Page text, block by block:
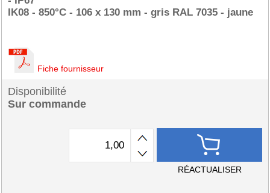
IK08 - 850°C - 106 x 130 mm - gris RAL 7035 - jaune
Fiche fournisseur
Disponibilité
Sur commande
RÉACTUALISER